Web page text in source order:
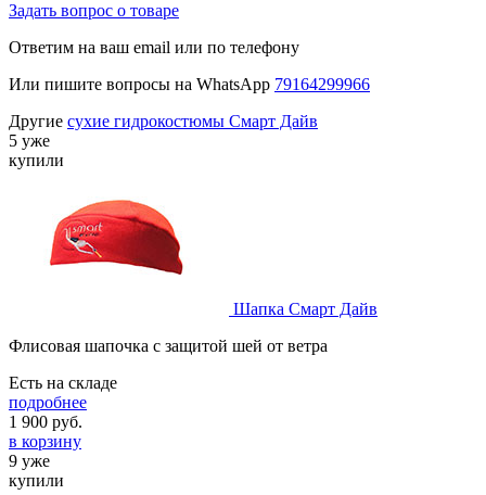
Задать вопрос о товаре
Ответим на ваш email или по телефону
Или пишите вопросы на WhatsApp 79164299966
Другие сухие гидрокостюмы Смарт Дайв
5 уже
купили
Шапка Смарт Дайв
Флисовая шапочка с защитой шей от ветра
Есть на складе
подробнее
1 900 руб.
в корзину
9 уже
купили